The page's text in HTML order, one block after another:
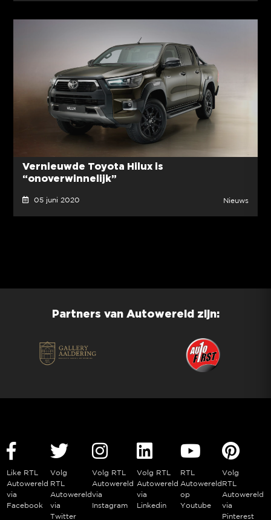
Vernieuwde Toyota Hilux is
“onoverwinnelijk”
05 juni 2020 Nieuws
Partners van Autowereld zijn:
Like RTL
Autowereld
via
Facebook
Volg
RTL
Autowereld
via
Twitter
Volg RTL
Autowereld
via
Instagram
Volg RTL
Autowereld
via
Linkedin
RTL
Autowereld
op
Youtube
Volg
RTL
Autowereld
via
Pinterest